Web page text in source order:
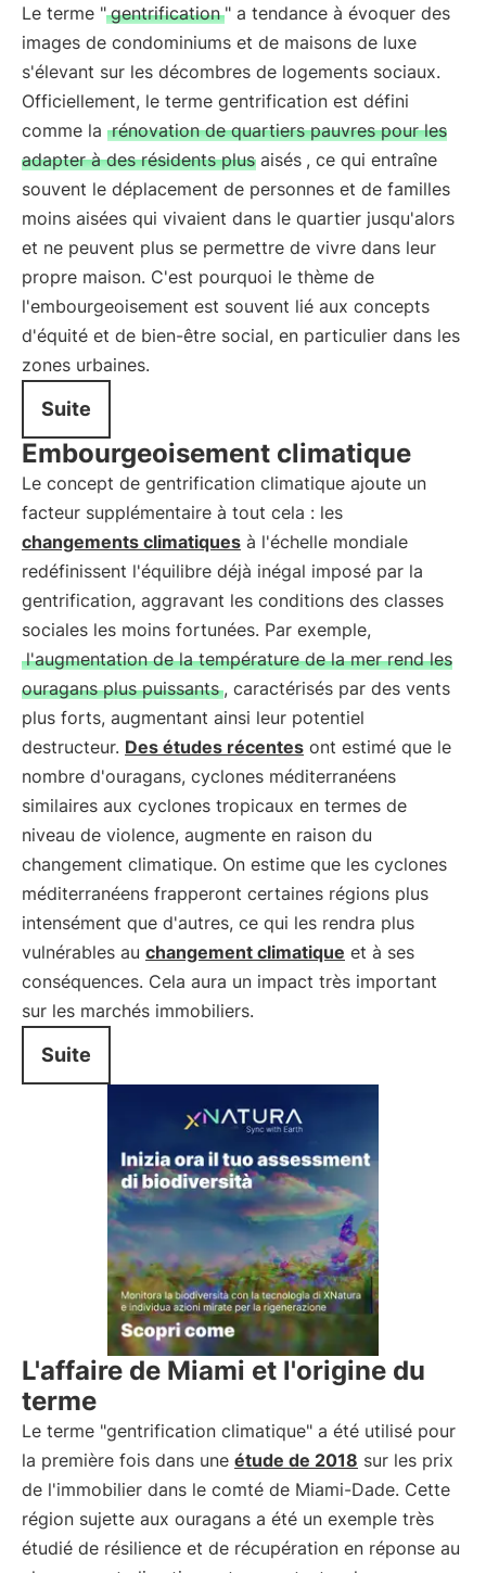
Le terme " gentrification " a tendance à évoquer des
images de condominiums et de maisons de luxe
s'élevant sur les décombres de logements sociaux.
Officiellement, le terme gentrification est défini
comme la rénovation de quartiers pauvres pour les
adapter à des résidents plus aisés , ce qui entraîne
souvent le déplacement de personnes et de familles
moins aisées qui vivaient dans le quartier jusqu'alors
et ne peuvent plus se permettre de vivre dans leur
propre maison. C'est pourquoi le thème de
l'embourgeoisement est souvent lié aux concepts
d'équité et de bien-être social, en particulier dans les
zones urbaines.
Suite
Embourgeoisement climatique
Le concept de gentrification climatique ajoute un
facteur supplémentaire à tout cela : les
changements climatiques à l'échelle mondiale
redéfinissent l'équilibre déjà inégal imposé par la
gentrification, aggravant les conditions des classes
sociales les moins fortunées. Par exemple,
l'augmentation de la température de la mer rend les
ouragans plus puissants , caractérisés par des vents
plus forts, augmentant ainsi leur potentiel
destructeur. Des études récentes ont estimé que le
nombre d'ouragans, cyclones méditerranéens
similaires aux cyclones tropicaux en termes de
niveau de violence, augmente en raison du
changement climatique. On estime que les cyclones
méditerranéens frapperont certaines régions plus
intensément que d'autres, ce qui les rendra plus
vulnérables au changement climatique et à ses
conséquences. Cela aura un impact très important
sur les marchés immobiliers.
Suite
L'affaire de Miami et l'origine du
terme
Le terme "gentrification climatique" a été utilisé pour
la première fois dans une étude de 2018 sur les prix
de l'immobilier dans le comté de Miami-Dade. Cette
région sujette aux ouragans a été un exemple très
étudié de résilience et de récupération en réponse au